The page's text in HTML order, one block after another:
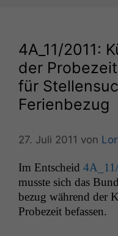
4A_11/2011:
der
für
Ferienbezug
27. Juli 2011 von
Im Entscheid 4A_11
musste sich das
bezug während der
Probezeit befassen.